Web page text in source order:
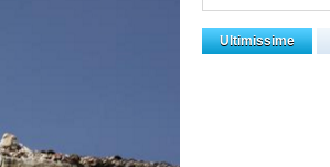
Ultimissime